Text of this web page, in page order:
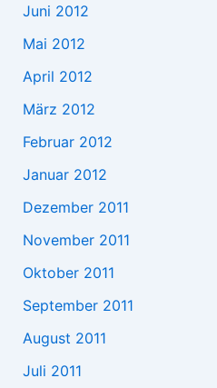
Juni 2012
Mai 2012
April 2012
März 2012
Februar 2012
Januar 2012
Dezember 2011
November 2011
Oktober 2011
September 2011
August 2011
Juli 2011